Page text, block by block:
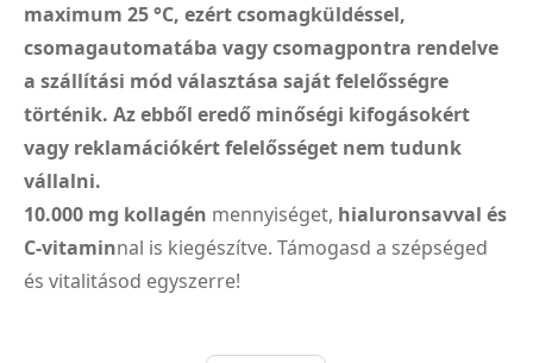
maximum 25 °C, ezért csomagküldéssel,
csomagautomatába vagy csomagpontra rendelve
a szállítási mód választása saját felelősségre
történik. Az ebből eredő minőségi kifogásokért
vagy reklamációkért felelősséget nem tudunk
vállalni.
10.000 mg kollagén mennyiséget, hialuronsavval és
C-vitaminnal is kiegészítve. Támogasd a szépséged
és vitalitásod egyszerre!